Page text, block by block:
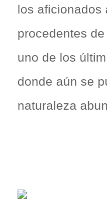
los aficionados
procedentes
uno de los
donde aún se
naturaleza